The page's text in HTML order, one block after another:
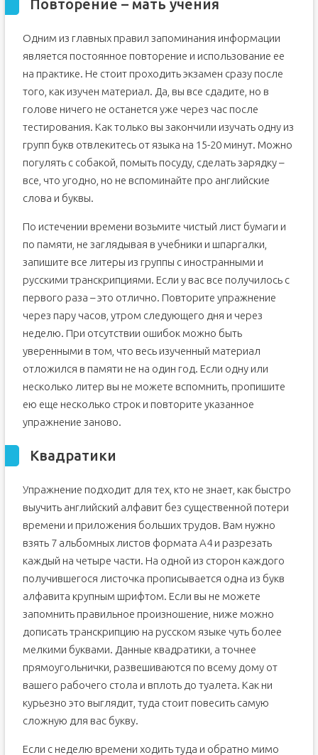
Повторение – мать учения
Одним из главных правил запоминания информации
является постоянное повторение и использование ее
на практике. Не стоит проходить экзамен сразу после
того, как изучен материал. Да, вы все сдадите, но в
голове ничего не останется уже через час после
тестирования. Как только вы закончили изучать одну из
групп букв отвлекитесь от языка на 15-20 минут. Можно
погулять с собакой, помыть посуду, сделать зарядку –
все, что угодно, но не вспоминайте про английские
слова и буквы.
По истечении времени возьмите чистый лист бумаги и
по памяти, не заглядывая в учебники и шпаргалки,
запишите все литеры из группы с иностранными и
русскими транскрипциями. Если у вас все получилось с
первого раза – это отлично. Повторите упражнение
через пару часов, утром следующего дня и через
неделю. При отсутствии ошибок можно быть
уверенными в том, что весь изученный материал
отложился в памяти не на один год. Если одну или
несколько литер вы не можете вспомнить, пропишите
ею еще несколько строк и повторите указанное
упражнение заново.
Квадратики
Упражнение подходит для тех, кто не знает, как быстро
выучить английский алфавит без существенной потери
времени и приложения больших трудов. Вам нужно
взять 7 альбомных листов формата А4 и разрезать
каждый на четыре части. На одной из сторон каждого
получившегося листочка прописывается одна из букв
алфавита крупным шрифтом. Если вы не можете
запомнить правильное произношение, ниже можно
дописать транскрипцию на русском языке чуть более
мелкими буквами. Данные квадратики, а точнее
прямоугольнички, развешиваются по всему дому от
вашего рабочего стола и вплоть до туалета. Как ни
курьезно это выглядит, туда стоит повесить самую
сложную для вас букву.
Если с неделю времени ходить туда и обратно мимо